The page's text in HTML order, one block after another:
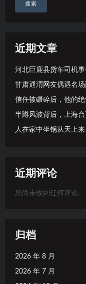
搜索
近期文章
河北巨鹿县货车司机
甘肃通渭网友偶遇名
信任被碾碎后，他的
半蹲风波背后，上海
人在家中坐锅从天上
近期评论
您尚未收到任何评论。
归档
2026 年 8 月
2026 年 7 月